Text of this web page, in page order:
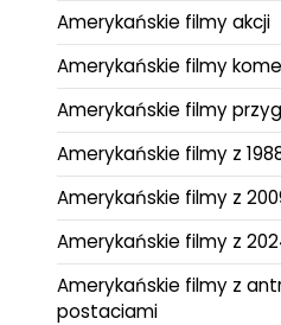
Amerykańskie filmy akcji
Amerykańskie filmy
Amerykańskie filmy
Amerykańskie filmy z
Amerykańskie filmy z
Amerykańskie filmy z
Amerykańskie filmy z
postaciami